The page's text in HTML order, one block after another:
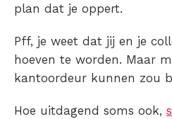
plan dat je oppert.
Pff, je weet dat jij en je
hoeven te worden. Maar
kantoordeur kunnen zou
Hoe uitdagend soms ook,